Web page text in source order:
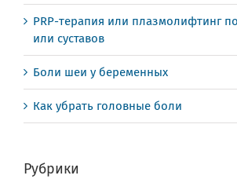
PRP-терапия или плазмолифтинг
или суставов
Боли шеи у беременных
Как убрать головные боли
Рубрики